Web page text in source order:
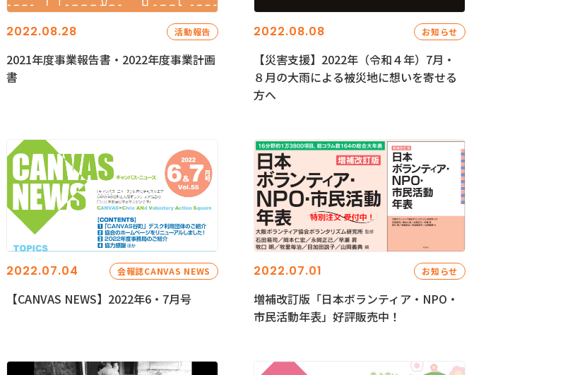
2022.08.28 活動報告
2021年度事業報告書・2022年度事業計画
書
2022.08.08 お知らせ
【災害支援】2022年（令和４年）7月・
８月の大雨による被災地に想いを寄せる
方へ
2022.07.04 会報誌CANVAS NEWS
【CANVAS NEWS】2022年6・7月号
2022.07.01 お知らせ
増補改訂版「日本ボランティア・NPO・
市民活動年表」好評販売中！